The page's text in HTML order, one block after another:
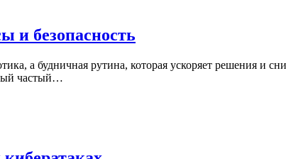
и безопасность
а будничная рутина, которая ускоряет решения и
частый…